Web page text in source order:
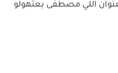
اللي مصطفى بعتهولو